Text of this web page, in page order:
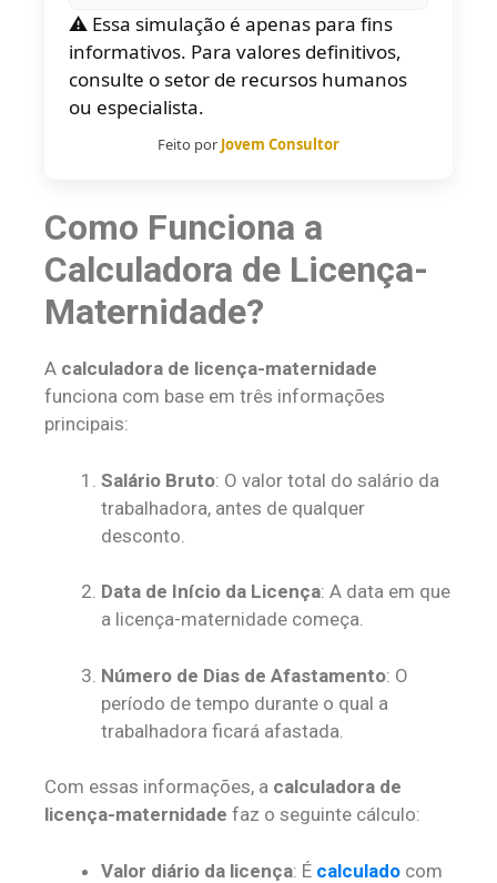
⚠️ Essa simulação é apenas para fins
informativos. Para valores definitivos,
consulte o setor de recursos humanos
ou especialista.
Feito por Jovem Consultor
Como Funciona a
Calculadora de Licença-
Maternidade?
A calculadora de licença-maternidade
funciona com base em três informações
principais:
Salário Bruto: O valor total do salário da
trabalhadora, antes de qualquer
desconto.
Data de Início da Licença: A data em que
a licença-maternidade começa.
Número de Dias de Afastamento: O
período de tempo durante o qual a
trabalhadora ficará afastada.
Com essas informações, a calculadora de
licença-maternidade faz o seguinte cálculo:
Valor diário da licença: É calculado com